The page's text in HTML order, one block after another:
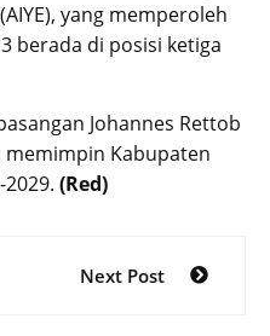
yang memperoleh
berada di posisi ketiga
Johannes Rettob
memimpin Kabupaten
(Red)
Next Post